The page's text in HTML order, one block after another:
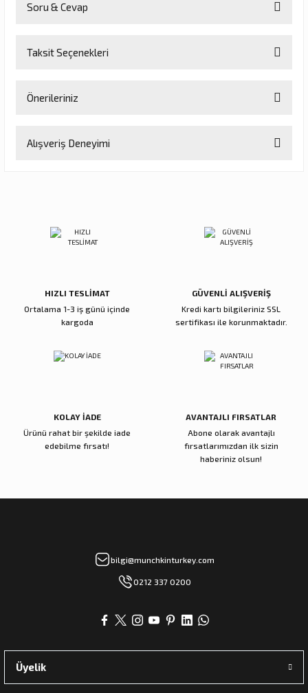
Soru & Cevap
Taksit Seçenekleri
Önerileriniz
konularda yetersiz gördüğünüz noktaları öneri formunu kullanarak
Ürün açıklamasında eksik bilgiler bulunuyor.
Ürün bilgilerinde hatalar bulunuyor.
Alışveriş Deneyimi
Deneyimini Paylaş
HIZLI TESLİMAT
Ortalama 1-3 iş günü içinde
kargoda
GÜVENLİ ALIŞVERİŞ
Kredi kartı bilgileriniz SSL
sertifikası ile korunmaktadır.
KOLAY İADE
Ürünü rahat bir şekilde iade
edebilme fırsatı!
AVANTAJLI FIRSATLAR
Abone olarak avantajlı
fırsatlarımızdan ilk sizin
haberiniz olsun!
bilgi@munchkinturkey.com
0212 337 0200
Üyelik